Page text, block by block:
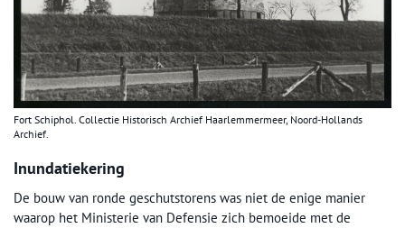
Fort Schiphol. Collectie Historisch Archief Haarlemmermeer, Noord-Hollands
Archief.
Inundatiekering
De bouw van ronde geschutstorens was niet de enige manier
waarop het Ministerie van Defensie zich bemoeide met de